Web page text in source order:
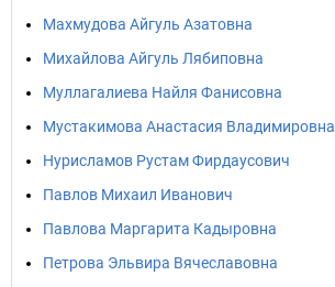
Махмудова Айгуль Азатовна
Михайлова Айгуль Лябиповна
Муллагалиева Найля Фанисовна
Мустакимова Анастасия Владимировна
Нурисламов Рустам Фирдаусович
Павлов Михаил Иванович
Павлова Маргарита Кадыровна
Петрова Эльвира Вячеславовна